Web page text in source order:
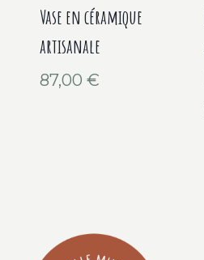
Vase en céramique
artisanale
87,00 €